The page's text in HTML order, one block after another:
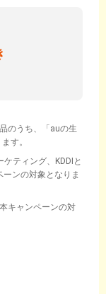
のうち、「auの生
す。
ティング、KDDIと
ンの対象となりま
キャンペーンの対